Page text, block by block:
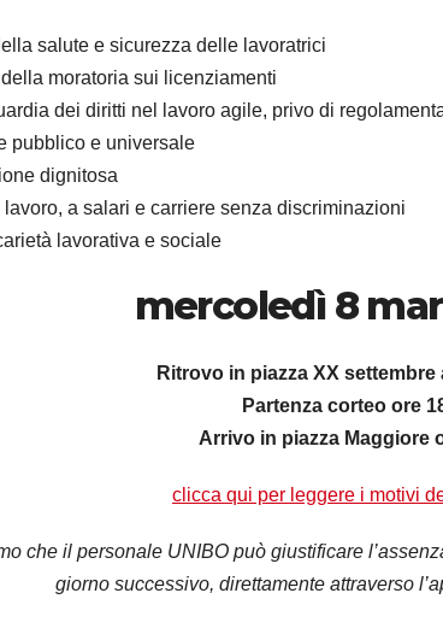
salute e sicurezza delle lavoratrici
moratoria sui licenziamenti
dei diritti nel lavoro agile, privo di
pubblico e universale
dignitosa
lavoro, a salari e carriere senza discriminazioni
lavorativa e sociale
mercoledì 8
Ritrovo in piazza XX settembre
Partenza corteo ore
Arrivo in piazza Maggiore
clicca qui per leggere i motivi
che il personale UNIBO può giustificare
giorno successivo, direttamente attraverso